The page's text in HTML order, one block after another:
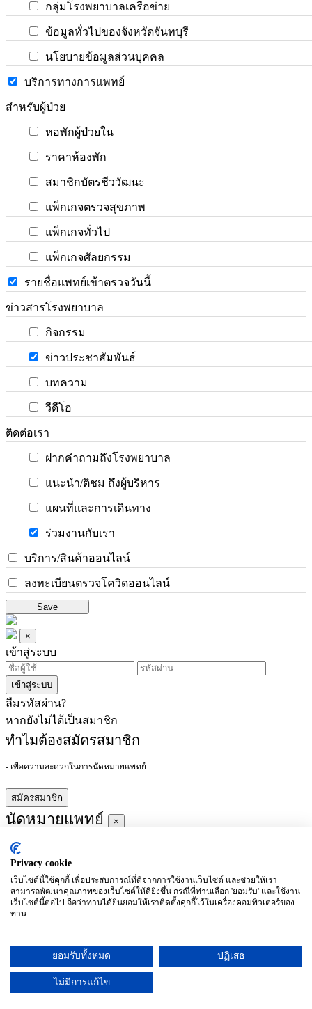
กลุ่มโรงพยาบาลเครือข่าย
ข้อมูลทั่วไปของจังหวัดจันทบุรี
นโยบายข้อมูลส่วนบุคคล
บริการทางการแพทย์
สำหรับผู้ป่วย
หอพักผู้ป่วยใน
ราคาห้องพัก
สมาชิกบัตรชีววัฒนะ
แพ็กเกจตรวจสุขภาพ
แพ็กเกจทั่วไป
แพ็กเกจศัลยกรรม
รายชื่อแพทย์เข้าตรวจวันนี้
ข่าวสารโรงพยาบาล
กิจกรรม
ข่าวประชาสัมพันธ์
บทความ
วีดีโอ
ติดต่อเรา
ฝากคำถามถึงโรงพยาบาล
แนะนำ/ติชม ถึงผู้บริหาร
แผนที่และการเดินทาง
ร่วมงานกับเรา
บริการ/สินค้าออนไลน์
ลงทะเบียนตรวจโควิดออนไลน์
Save
×
เข้าสู่ระบบ
เข้าสู่ระบบ
ลืมรหัสผ่าน?
หากยังไม่ได้เป็นสมาชิก
ทำไมต้องสมัครสมาชิก
- เพื่อความสะดวกในการนัดหมายแพทย์
สมัครสมาชิก
นัดหมายแพทย์ ×
ผู้ชำนาญการ
ประจำ :
อาทิตย์
จันทร์
(27/09)
อังคาร
(28/09)
พุธ
พฤหัสบดี
ศุกร์
เสาร์
Privacy cookie
เว็บไซต์นี้ใช้คุกกี้ เพื่อประสบการณ์ที่ดีจากการใช้งานเว็บไซต์ และช่วยให้เรา
สามารถพัฒนาคุณภาพของเว็บไซต์ให้ดียิ่งขึ้น กรณีที่ท่านเลือก 'ยอมรับ' และใช้งาน
เว็บไซต์นี้ต่อไป ถือว่าท่านได้ยินยอมให้เราติดตั้งคุกกี้ไว้ในเครื่องคอมพิวเตอร์ของ
ท่าน
ยอมรับทั้งหมด ปฏิเสธ
ไม่มีการแก้ไข